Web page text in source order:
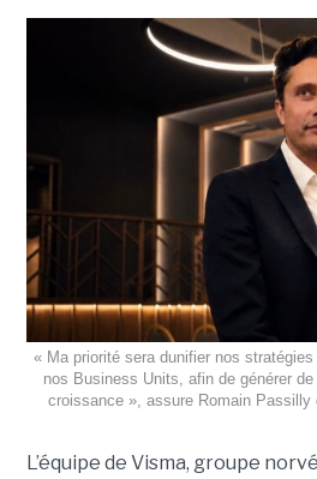
« Ma priorité sera dunifier nos
nos Business Units, afin de générer
croissance », assure Romain
L’équipe de Visma, groupe